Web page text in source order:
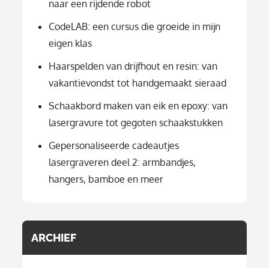
naar een rijdende robot
CodeLAB: een cursus die groeide in mijn
eigen klas
Haarspelden van drijfhout en resin: van
vakantievondst tot handgemaakt sieraad
Schaakbord maken van eik en epoxy: van
lasergravure tot gegoten schaakstukken
Gepersonaliseerde cadeautjes
lasergraveren deel 2: armbandjes,
hangers, bamboe en meer
ARCHIEF